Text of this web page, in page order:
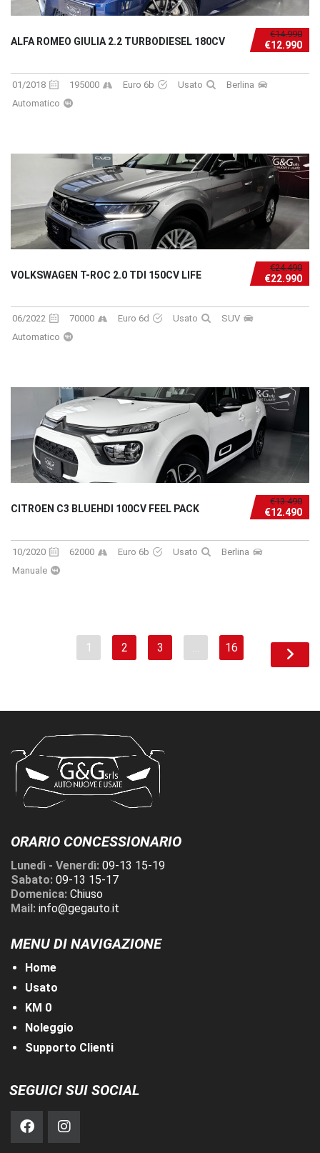
€14.990
€12.990
ALFA ROMEO GIULIA 2.2 TURBODIESEL 180CV
01/2018 195000 Euro 6b Usato
Berlina
Automatico
€24.490
€22.990
VOLKSWAGEN T-ROC 2.0 TDI 150CV LIFE
06/2022 70000 Euro 6d Usato
SUV
Automatico
€13.490
€12.490
CITROEN C3 BLUEHDI 100CV FEEL PACK
10/2020 62000 Euro 6b Usato
Berlina
Manuale
1 2 3 … 16
ORARIO CONCESSIONARIO
Lunedì - Venerdì: 09-13 15-19
Sabato: 09-13 15-17
Domenica: Chiuso
Mail: info@gegauto.it
MENU DI NAVIGAZIONE
Home
Usato
KM 0
Noleggio
Supporto Clienti
SEGUICI SUI SOCIAL